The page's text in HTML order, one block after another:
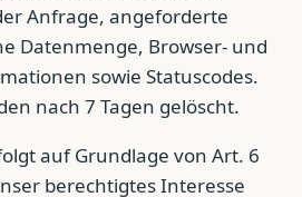
Anfrage, angeforderte
Datenmenge, Browser- und
sowie Statuscodes.
nach 7 Tagen gelöscht.
auf Grundlage von Art. 6
berechtigtes Interesse